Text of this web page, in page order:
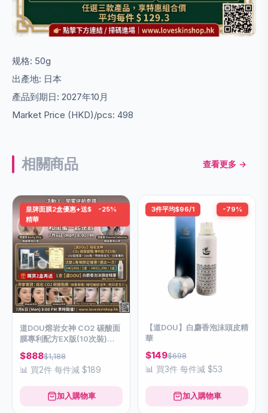
规格: 50g
出產地: 日本
產品到期日: 2027年10月
Market Price (HKD)/pcs: 498
相關商品 查看更多 →
皇牌面膜2盒優惠+送$698頭皮
精華
-25%
道DOU熔岩女神 CO2 碳酸面
膜專利配方EX版(10次裝)
(40g+7g)
$888$1,188
📊 買2件 每件減 $189
加入購物車
3件平均$96/1 -79%
【道DOU】白麝香泡沫頭皮精
華
$149$698
📊 買3件 每件減 $53
加入購物車